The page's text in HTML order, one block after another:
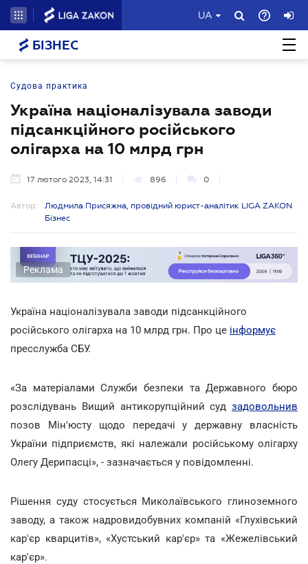
UA
БІЗНЕС
Судова практика
Україна націоналізувала заводи
підсанкційного російського
олігарха на 10 млрд грн
17 лютого 2023, 14:31 896 0
Автор:
Людмила Присяжна, провідний юрист-аналітик LIGA ZAKON
Бізнес
Реклама
Україна націоналізувала заводи підсанкційного
російського олігарха на 10 млрд грн. Про це інформує
пресслужба СБУ.
«За матеріалами Служби безпеки та Державного бюро
розслідувань Вищий антикорупційний суд задовольнив
позов Мін'юсту щодо передачі у державну власність
України підприємств, які належали російському олігарху
Олегу Дерипасці», - зазначається у повідомленні.
Рішення суду стосується Миколаївського глиноземного
заводу, а також надровидобувних компаній «Глухівський
кар'єр кварцитів», «Хустський кар'єр» та «Жежелівський
кар'єр».